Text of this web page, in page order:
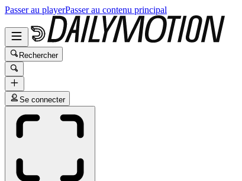
Passer au playerPasser au contenu principal
Rechercher
Se connecter